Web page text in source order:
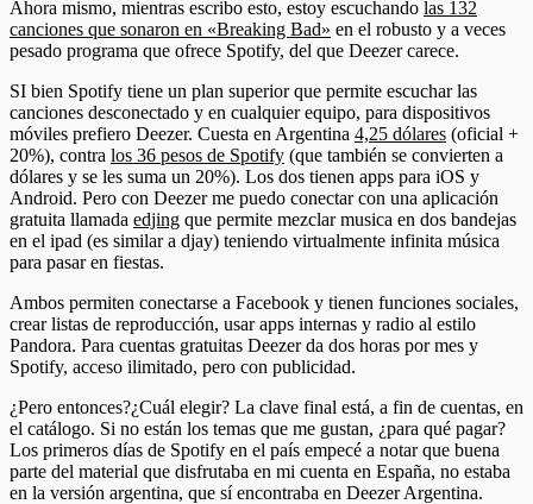
Ahora mismo, mientras escribo esto, estoy escuchando las 132
canciones que sonaron en «Breaking Bad» en el robusto y a veces
pesado programa que ofrece Spotify, del que Deezer carece.
SI bien Spotify tiene un plan superior que permite escuchar las
canciones desconectado y en cualquier equipo, para dispositivos
móviles prefiero Deezer. Cuesta en Argentina 4,25 dólares (oficial +
20%), contra los 36 pesos de Spotify (que también se convierten a
dólares y se les suma un 20%). Los dos tienen apps para iOS y
Android. Pero con Deezer me puedo conectar con una aplicación
gratuita llamada edjing que permite mezclar musica en dos bandejas
en el ipad (es similar a djay) teniendo virtualmente infinita música
para pasar en fiestas.
Ambos permiten conectarse a Facebook y tienen funciones sociales,
crear listas de reproducción, usar apps internas y radio al estilo
Pandora. Para cuentas gratuitas Deezer da dos horas por mes y
Spotify, acceso ilimitado, pero con publicidad.
¿Pero entonces?¿Cuál elegir? La clave final está, a fin de cuentas, en
el catálogo. Si no están los temas que me gustan, ¿para qué pagar?
Los primeros días de Spotify en el país empecé a notar que buena
parte del material que disfrutaba en mi cuenta en España, no estaba
en la versión argentina, que sí encontraba en Deezer Argentina.